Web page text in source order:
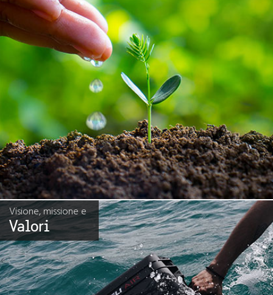
Visione, missione e
Valori